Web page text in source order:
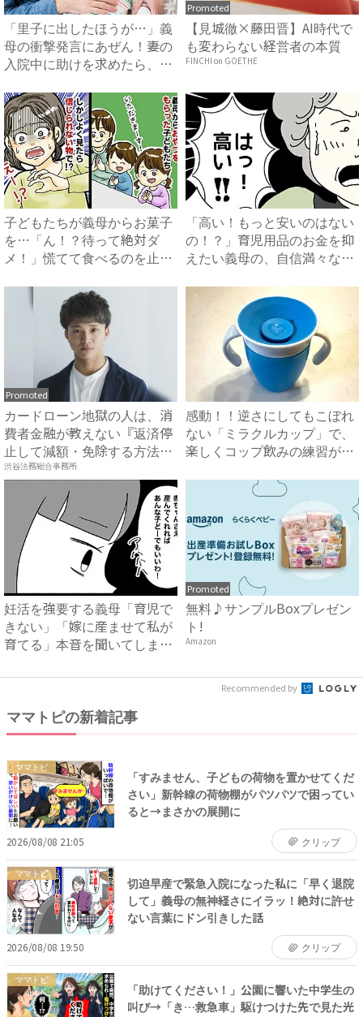
「里子に出したほうが…」義
母の衝撃発言にあぜん！妻の
入院中に助けを求めたら、冷
Promoted
【見城徹×藤田晋】AI時代で
も変わらない経営者の本質
FINCHI on GOETHE
子どもたちが義母からお菓子
を…「ん！？待って絶対ダ
メ！」慌てて食べるのを止め
「高い！もっと安いのはない
の！？」育児用品のお金を抑
えたい義母の、自信満々な提
Promoted
カードローン地獄の人は、消
費者金融が教えない『返済停
止して減額・免除する方法』
で...
渋谷法務総合事務所
感動！！逆さにしてもこぼれ
ない「ミラクルカップ」で、
楽しくコップ飲みの練習がで
妊活を強要する義母「育児で
きない」「嫁に産ませて私が
育てる」本音を聞いてしまい
Promoted
無料♪サンプルBoxプレゼン
ト!
Amazon
Recommended by
ママトピの新着記事
ママトピ
「すみません、子どもの荷物を置かせてくだ
さい」新幹線の荷物棚がパツパツで困ってい
ると→まさかの展開に
2026/08/08 21:05 クリップ
ママトピ
切迫早産で緊急入院になった私に「早く退院
して」義母の無神経さにイラッ！絶対に許せ
ない言葉にドン引きした話
2026/08/08 19:50 クリップ
ママトピ
「助けてください！」公園に響いた中学生の
叫び→「き…救急車」駆けつけた先で見た光